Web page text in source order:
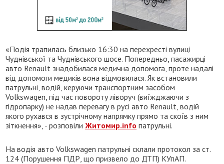
«Подія трапилась близько 16:30 на перехресті вулиці
Чуднівської та Чуднівського шосе. Попередньо, пасажирці
авто Renault знадобилася медична допомога, проте надалі
від допомоги медиків вона відмовилася. Як встановили
патрульні, водій, керуючи транспортним засобом
Volkswagen, під час повороту ліворуч (виїжджаючи з
гідропарку) не надав перевагу в русі авто Renault, водій
якого рухався в зустрічному напрямку прямо та скоїв з ним
зіткнення», - розповілиЖитомир.info патрульні.
На водія авто Volkswagen патрульні склали протокол за ст.
124 (Порушення ПДР, що призвело до ДТП) КУпАП.